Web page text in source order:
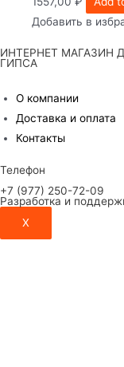
Добавить в
ИНТЕРНЕТ МАГАЗИН
ГИПСА
О компании
Доставка и оплата
Контакты
Телефон
+7 (977) 250-72-09
Разработка и
X